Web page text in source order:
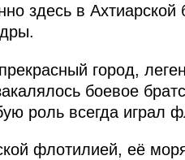
здесь в
город,
боевое
роль всегда играл
флотилией, её